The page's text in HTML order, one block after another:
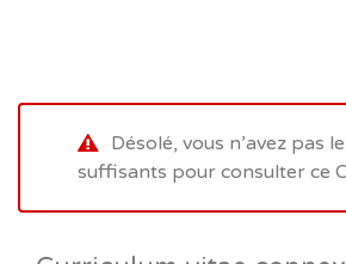
Désolé, vous n’avez pas
suffisants pour consulter ce